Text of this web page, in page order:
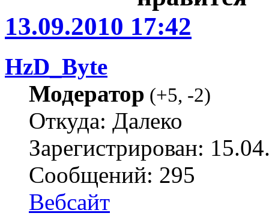
13.09.2010 17:42
HzD_Byte
Модератор (+5, -2)
Откуда: Далеко
Зарегистрирован:
Сообщений: 295
Вебсайт